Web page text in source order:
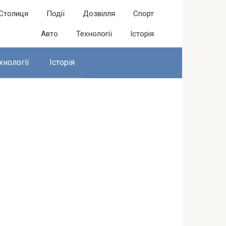
Події Дозвілля Спорт
Авто Технології Історія
Історія